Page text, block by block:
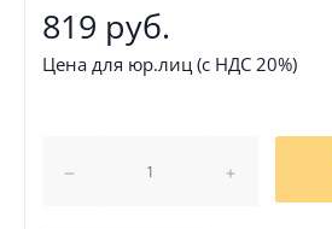
819 руб.
Цена для юр.лиц (с НДС 20%)